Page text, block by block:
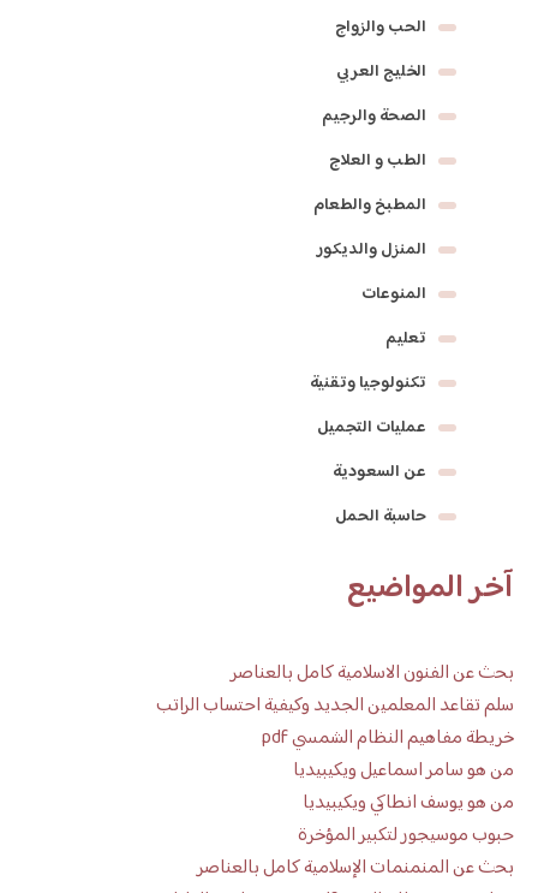
الحب والزواج
الخليج العربي
الصحة والرجيم
الطب و العلاج
المطبخ والطعام
المنزل والديكور
المنوعات
تعليم
تكنولوجيا وتقنية
عمليات التجميل
عن السعودية
حاسبة الحمل
آخر المواضيع
بحث عن الفنون الاسلامية كامل بالعناصر
سلم تقاعد المعلمين الجديد وكيفية احتساب الراتب
خريطة مفاهيم النظام الشمسي pdf
من هو سامر اسماعيل ويكيبيديا
من هو يوسف انطاكي ويكيبيديا
حبوب موسيجور لتكبير المؤخرة
بحث عن المنمنمات الإسلامية كامل بالعناصر